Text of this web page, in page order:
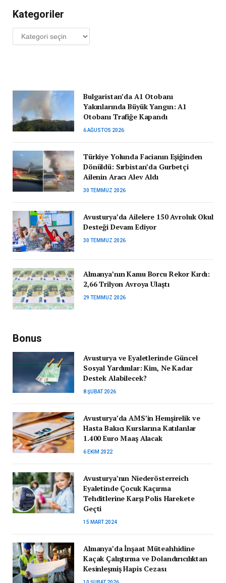
Kategoriler
Kategoriler
Bulgaristan’da A1 Otobanı
Yakınlarında Büyük Yangın: A1
Otobanı Trafiğe Kapandı
6 AĞUSTOS 2026
Türkiye Yolunda Facianın Eşiğinden
Dönüldü: Sırbistan’da Gurbetçi
Ailenin Aracı Alev Aldı
30 TEMMUZ 2026
Avusturya’da Ailelere 150 Avroluk Okul
Desteği Devam Ediyor
30 TEMMUZ 2026
Almanya’nın Kamu Borcu Rekor Kırdı:
2,66 Trilyon Avroya Ulaştı
29 TEMMUZ 2026
Bonus
Avusturya ve Eyaletlerinde Güncel
Sosyal Yardımlar: Kim, Ne Kadar
Destek Alabilecek?
8 ŞUBAT 2026
Avusturya’da AMS’in Hemşirelik ve
Hasta Bakıcı Kurslarına Katılanlar
1.400 Euro Maaş Alacak
6 EKIM 2022
Avusturya’nın Niederösterreich
Eyaletinde Çocuk Kaçırma
Tehditlerine Karşı Polis Harekete
Geçti
15 MART 2024
Almanya’da İnşaat Müteahhidine
Kaçak Çalıştırma ve Dolandırıcılıktan
Kesinleşmiş Hapis Cezası